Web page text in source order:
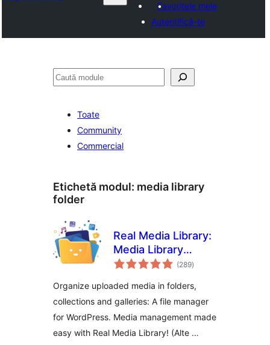
Favoritele mele
Autentifică-te
Caută
Toate
Community
Commercial
Etichetă modul: media library
folder
Real Media Library:
Media Library
Folder & File (289total
aprecieri
)
Organize uploaded media in folders,
collections and galleries: A file manager
for WordPress. Media management made
easy with Real Media Library! (Alte …